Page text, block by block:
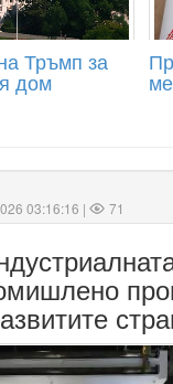
Тръмп за
дом
03:16:16 | 71